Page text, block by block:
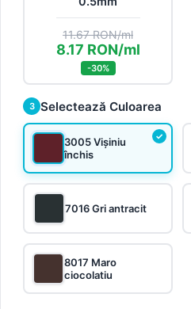
11.67 RON/ml
8.17 RON/ml
-30%
3 Selectează Culoarea
3005 Vișiniu
închis
7016 Gri antracit
8017 Maro
ciocolatiu